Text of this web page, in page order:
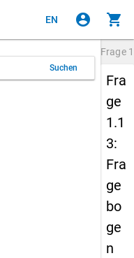
EN account_circle shopping_cart
Suchen
Frage
Fra
ge
1.1
3:
Fra
ge
bo
ge
n